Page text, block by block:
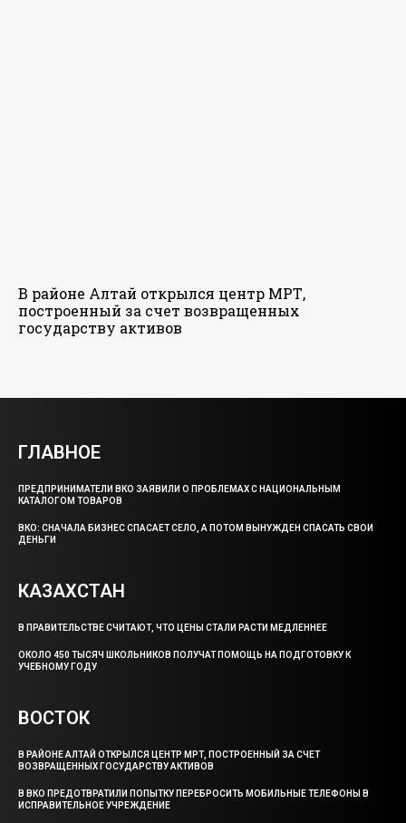
В районе Алтай открылся центр МРТ,
построенный за счет возвращенных
государству активов
ГЛАВНОЕ
ПРЕДПРИНИМАТЕЛИ ВКО ЗАЯВИЛИ О ПРОБЛЕМАХ С НАЦИОНАЛЬНЫМ
КАТАЛОГОМ ТОВАРОВ
ВКО: СНАЧАЛА БИЗНЕС СПАСАЕТ СЕЛО, А ПОТОМ ВЫНУЖДЕН СПАСАТЬ СВОИ
ДЕНЬГИ
КАЗАХСТАН
В ПРАВИТЕЛЬСТВЕ СЧИТАЮТ, ЧТО ЦЕНЫ СТАЛИ РАСТИ МЕДЛЕННЕЕ
ОКОЛО 450 ТЫСЯЧ ШКОЛЬНИКОВ ПОЛУЧАТ ПОМОЩЬ НА ПОДГОТОВКУ К
УЧЕБНОМУ ГОДУ
ВОСТОК
В РАЙОНЕ АЛТАЙ ОТКРЫЛСЯ ЦЕНТР МРТ, ПОСТРОЕННЫЙ ЗА СЧЕТ
ВОЗВРАЩЕННЫХ ГОСУДАРСТВУ АКТИВОВ
В ВКО ПРЕДОТВРАТИЛИ ПОПЫТКУ ПЕРЕБРОСИТЬ МОБИЛЬНЫЕ ТЕЛЕФОНЫ В
ИСПРАВИТЕЛЬНОЕ УЧРЕЖДЕНИЕ